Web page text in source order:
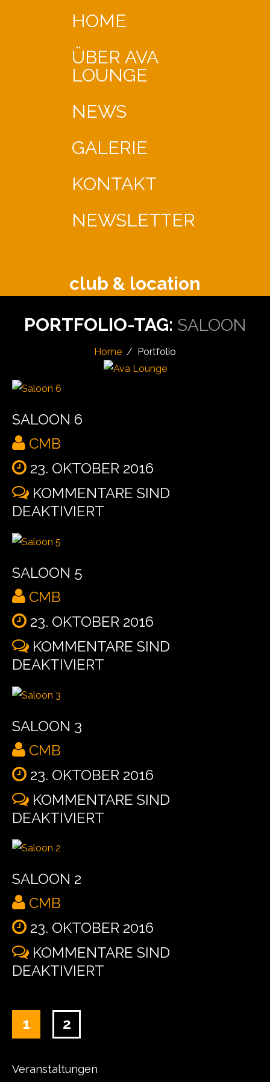
HOME
ÜBER AVA
LOUNGE
NEWS
GALERIE
KONTAKT
NEWSLETTER
club & location
PORTFOLIO-TAG: SALOON
Home Portfolio
SALOON 6
CMB
23. OKTOBER 2016
KOMMENTARE SIND
DEAKTIVIERT
SALOON 5
CMB
23. OKTOBER 2016
KOMMENTARE SIND
DEAKTIVIERT
SALOON 3
CMB
23. OKTOBER 2016
KOMMENTARE SIND
DEAKTIVIERT
SALOON 2
CMB
23. OKTOBER 2016
KOMMENTARE SIND
DEAKTIVIERT
1 2
Veranstaltungen